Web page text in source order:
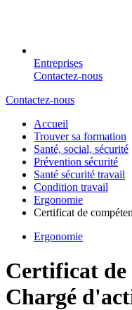
Entreprises
Contactez-nous
Contactez-nous
Accueil
Trouver sa formation
Santé, social, sécurité
Prévention sécurité
Santé sécurité travail
Condition travail
Ergonomie
Certificat de
Ergonomie
Certificat de
Chargé